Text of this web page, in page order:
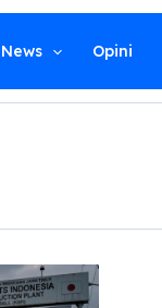
News Opini